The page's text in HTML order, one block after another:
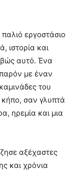
εργοστάσιο
ιστορία και
αυτό. Ένα
με έναν
του
κήπο, σαν γλυπτά
ηρεμία και μια
αξέχαστες
και χρόνια